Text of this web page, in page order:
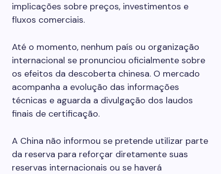
implicações sobre preços, investimentos e
fluxos comerciais.
Até o momento, nenhum país ou organização
internacional se pronunciou oficialmente sobre
os efeitos da descoberta chinesa. O mercado
acompanha a evolução das informações
técnicas e aguarda a divulgação dos laudos
finais de certificação.
A China não informou se pretende utilizar parte
da reserva para reforçar diretamente suas
reservas internacionais ou se haverá